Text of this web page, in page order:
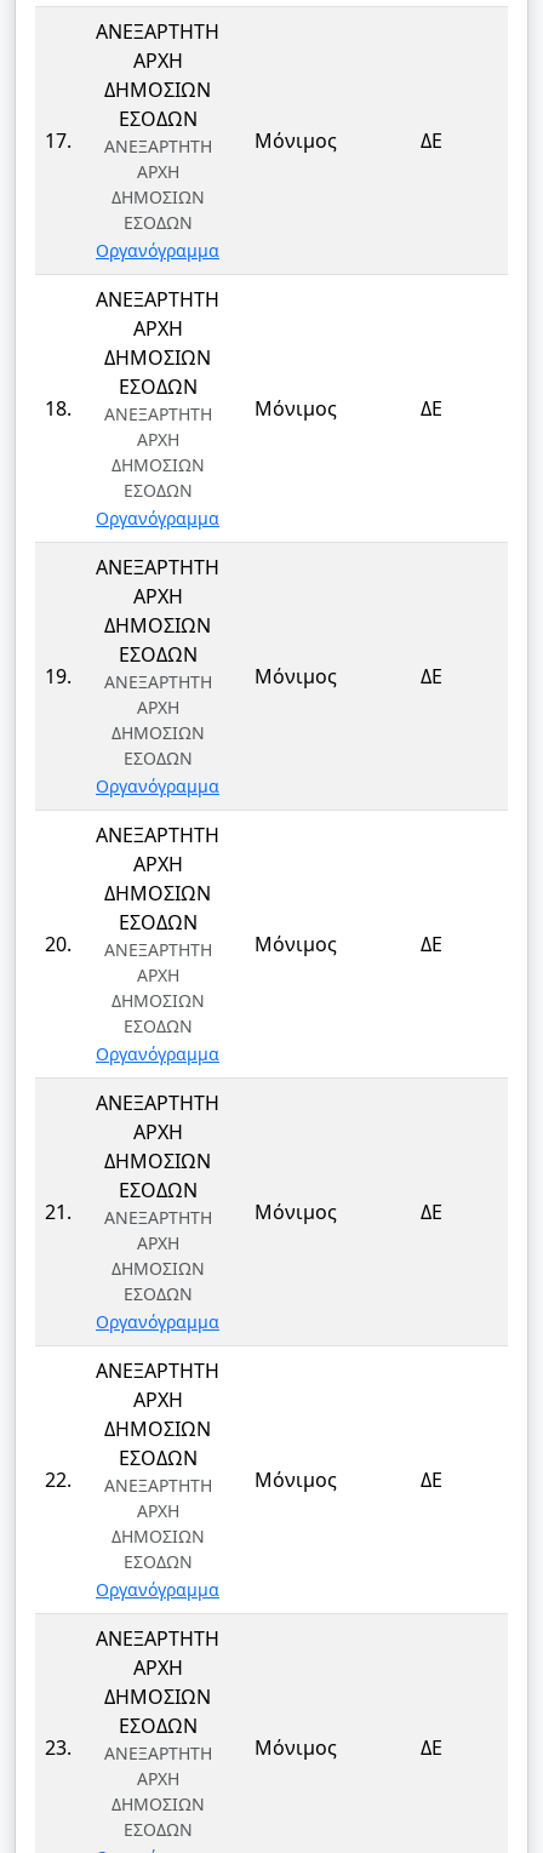
17.
ΑΝΕΞΑΡΤΗΤΗ
ΑΡΧΗ
ΔΗΜΟΣΙΩΝ
ΕΣΟΔΩΝ
ΑΝΕΞΑΡΤΗΤΗ
ΑΡΧΗ
ΔΗΜΟΣΙΩΝ
ΕΣΟΔΩΝ
Οργανόγραμμα
Μόνιμος ΔΕ
18.
ΑΝΕΞΑΡΤΗΤΗ
ΑΡΧΗ
ΔΗΜΟΣΙΩΝ
ΕΣΟΔΩΝ
ΑΝΕΞΑΡΤΗΤΗ
ΑΡΧΗ
ΔΗΜΟΣΙΩΝ
ΕΣΟΔΩΝ
Οργανόγραμμα
Μόνιμος ΔΕ
19.
ΑΝΕΞΑΡΤΗΤΗ
ΑΡΧΗ
ΔΗΜΟΣΙΩΝ
ΕΣΟΔΩΝ
ΑΝΕΞΑΡΤΗΤΗ
ΑΡΧΗ
ΔΗΜΟΣΙΩΝ
ΕΣΟΔΩΝ
Οργανόγραμμα
Μόνιμος ΔΕ
20.
ΑΝΕΞΑΡΤΗΤΗ
ΑΡΧΗ
ΔΗΜΟΣΙΩΝ
ΕΣΟΔΩΝ
ΑΝΕΞΑΡΤΗΤΗ
ΑΡΧΗ
ΔΗΜΟΣΙΩΝ
ΕΣΟΔΩΝ
Οργανόγραμμα
Μόνιμος ΔΕ
21.
ΑΝΕΞΑΡΤΗΤΗ
ΑΡΧΗ
ΔΗΜΟΣΙΩΝ
ΕΣΟΔΩΝ
ΑΝΕΞΑΡΤΗΤΗ
ΑΡΧΗ
ΔΗΜΟΣΙΩΝ
ΕΣΟΔΩΝ
Οργανόγραμμα
Μόνιμος ΔΕ
22.
ΑΝΕΞΑΡΤΗΤΗ
ΑΡΧΗ
ΔΗΜΟΣΙΩΝ
ΕΣΟΔΩΝ
ΑΝΕΞΑΡΤΗΤΗ
ΑΡΧΗ
ΔΗΜΟΣΙΩΝ
ΕΣΟΔΩΝ
Οργανόγραμμα
Μόνιμος ΔΕ
23.
ΑΝΕΞΑΡΤΗΤΗ
ΑΡΧΗ
ΔΗΜΟΣΙΩΝ
ΕΣΟΔΩΝ
ΑΝΕΞΑΡΤΗΤΗ
ΑΡΧΗ
ΔΗΜΟΣΙΩΝ
ΕΣΟΔΩΝ
Μόνιμος ΔΕ